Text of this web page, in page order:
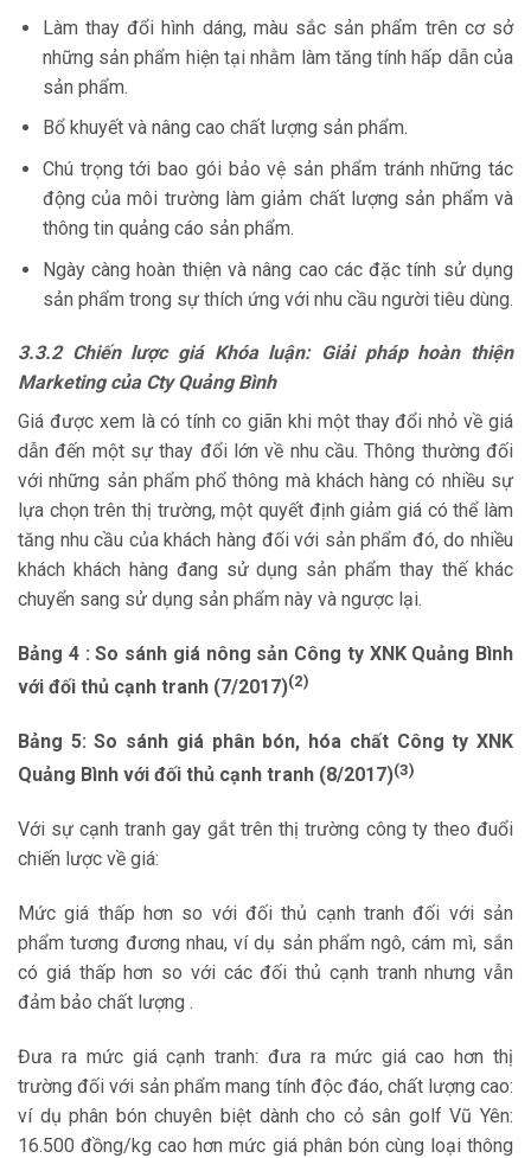
Làm thay đổi hình dáng, màu sắc sản phẩm trên cơ sở
những sản phẩm hiện tại nhằm làm tăng tính hấp dẫn của
sản phẩm.
Bổ khuyết và nâng cao chất lượng sản phẩm.
Chú trọng tới bao gói bảo vệ sản phẩm tránh những tác
động của môi trường làm giảm chất lượng sản phẩm và
thông tin quảng cáo sản phẩm.
Ngày càng hoàn thiện và nâng cao các đặc tính sử dụng
sản phẩm trong sự thích ứng với nhu cầu người tiêu dùng.
3.3.2 Chiến lược giá Khóa luận: Giải pháp hoàn thiện
Marketing của Cty Quảng Bình
Giá được xem là có tính co giãn khi một thay đổi nhỏ về giá
dẫn đến một sự thay đổi lớn về nhu cầu. Thông thường đối
với những sản phẩm phổ thông mà khách hàng có nhiều sự
lựa chọn trên thị trường, một quyết định giảm giá có thể làm
tăng nhu cầu của khách hàng đối với sản phẩm đó, do nhiều
khách khách hàng đang sử dụng sản phẩm thay thế khác
chuyển sang sử dụng sản phẩm này và ngược lại.
Bảng 4 : So sánh giá nông sản Công ty XNK Quảng Bình
với đối thủ cạnh tranh (7/2017)(2)
Bảng 5: So sánh giá phân bón, hóa chất Công ty XNK
Quảng Bình với đối thủ cạnh tranh (8/2017)(3)
Với sự cạnh tranh gay gắt trên thị trường công ty theo đuổi
chiến lược về giá:
Mức giá thấp hơn so với đối thủ cạnh tranh đối với sản
phẩm tương đương nhau, ví dụ sản phẩm ngô, cám mì, sắn
có giá thấp hơn so với các đối thủ cạnh tranh nhưng vẫn
đảm bảo chất lượng .
Đưa ra mức giá cạnh tranh: đưa ra mức giá cao hơn thị
trường đối với sản phẩm mang tính độc đáo, chất lượng cao:
ví dụ phân bón chuyên biệt dành cho cỏ sân golf Vũ Yên:
16.500 đồng/kg cao hơn mức giá phân bón cùng loại thông